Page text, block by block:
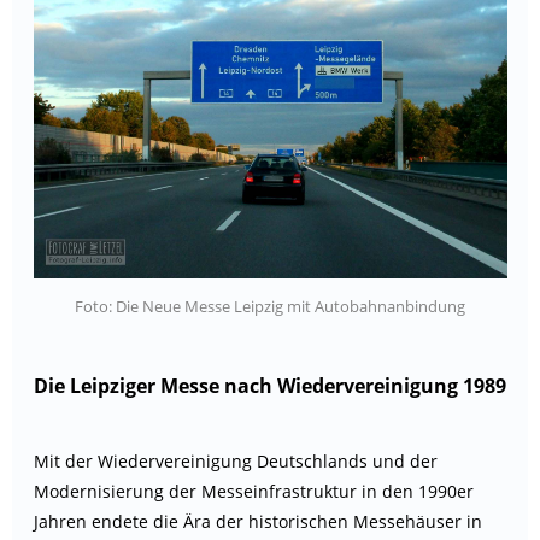
Foto: Die Neue Messe Leipzig mit Autobahnanbindung
Die Leipziger Messe nach Wiedervereinigung 1989
Mit der Wiedervereinigung Deutschlands und der
Modernisierung der Messeinfrastruktur in den 1990er
Jahren endete die Ära der historischen Messehäuser in